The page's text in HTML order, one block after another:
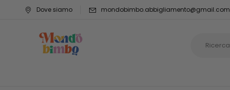
Dove siamo mondobimbo.abbigliamento@gmail.com